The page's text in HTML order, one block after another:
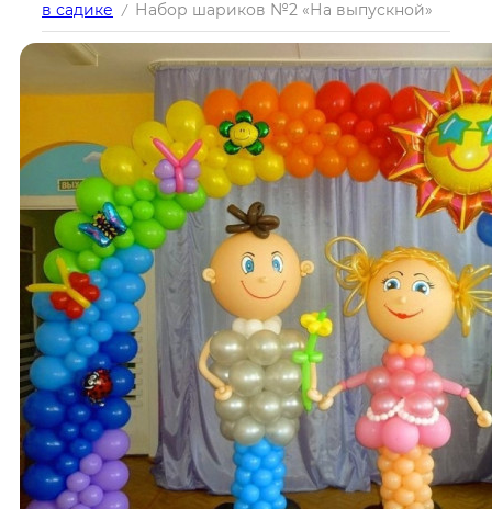
в садике / Набор шариков №2 «На выпускной»